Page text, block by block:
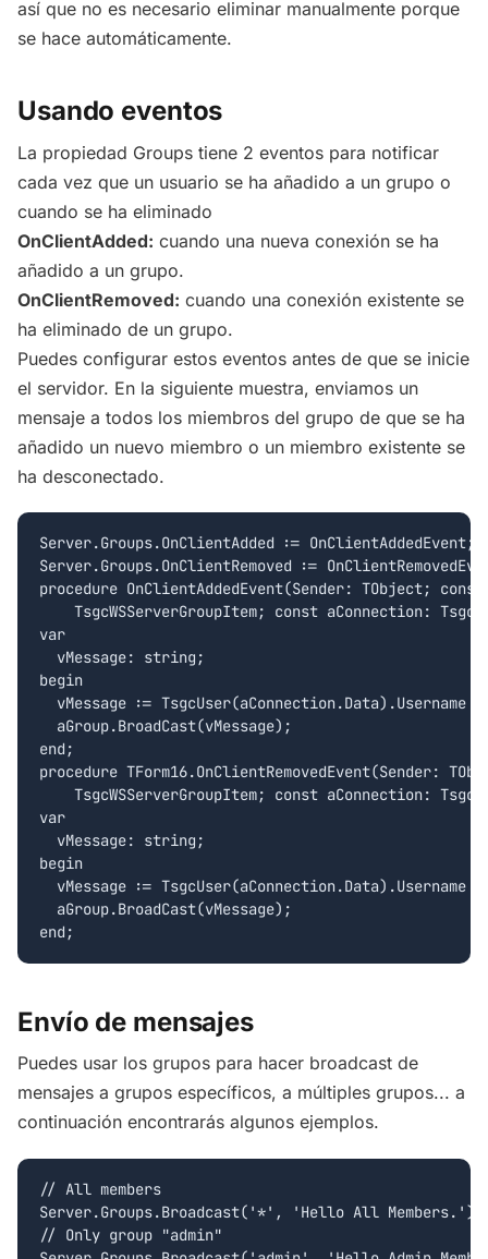
así que no es necesario eliminar manualmente porque
se hace automáticamente.
Usando eventos
La propiedad Groups tiene 2 eventos para notificar
cada vez que un usuario se ha añadido a un grupo o
cuando se ha eliminado
OnClientAdded: cuando una nueva conexión se ha
añadido a un grupo.
OnClientRemoved: cuando una conexión existente se
ha eliminado de un grupo.
Puedes configurar estos eventos antes de que se inicie
el servidor. En la siguiente muestra, enviamos un
mensaje a todos los miembros del grupo de que se ha
añadido un nuevo miembro o un miembro existente se
ha desconectado.
Server.Groups.OnClientAdded := OnClientAddedEvent;
Server.Groups.OnClientRemoved :=
procedure OnClientAddedEvent(Sender: TObject;
TsgcWSServerGroupItem; const aConnection:
var
  vMessage: string;
begin
vMessage := TsgcUser(aConnection.Data).Username
  aGroup.BroadCast(vMessage);
end;
procedure TForm16.OnClientRemovedEvent(Sender:
TsgcWSServerGroupItem; const aConnection:
var
  vMessage: string;
begin
vMessage := TsgcUser(aConnection.Data).Username
  aGroup.BroadCast(vMessage);
Envío de mensajes
Puedes usar los grupos para hacer broadcast de
mensajes a grupos específicos, a múltiples grupos... a
continuación encontrarás algunos ejemplos.
// All members
Server.Groups.Broadcast('*', 'Hello All Members.');
// Only group "admin"